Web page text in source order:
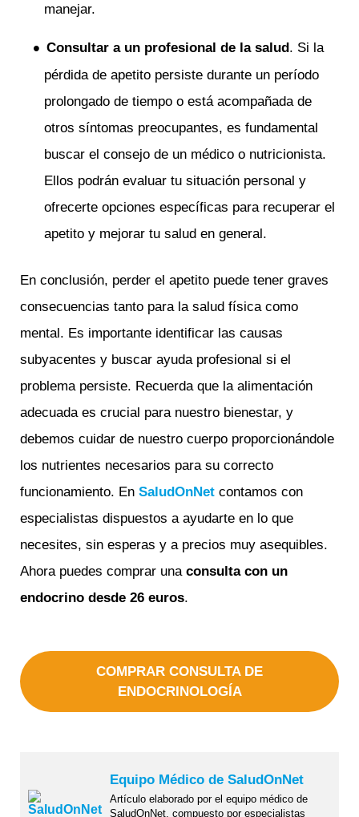
manejar.
Consultar a un profesional de la salud. Si la
pérdida de apetito persiste durante un período
prolongado de tiempo o está acompañada de
otros síntomas preocupantes, es fundamental
buscar el consejo de un médico o nutricionista.
Ellos podrán evaluar tu situación personal y
ofrecerte opciones específicas para recuperar el
apetito y mejorar tu salud en general.
En conclusión, perder el apetito puede tener graves
consecuencias tanto para la salud física como
mental. Es importante identificar las causas
subyacentes y buscar ayuda profesional si el
problema persiste. Recuerda que la alimentación
adecuada es crucial para nuestro bienestar, y
debemos cuidar de nuestro cuerpo proporcionándole
los nutrientes necesarios para su correcto
funcionamiento. En SaludOnNet contamos con
especialistas dispuestos a ayudarte en lo que
necesites, sin esperas y a precios muy asequibles.
Ahora puedes comprar una consulta con un
endocrino desde 26 euros.
COMPRAR CONSULTA DE
ENDOCRINOLOGÍA
Equipo Médico de SaludOnNet
Artículo elaborado por el equipo médico de
SaludOnNet, compuesto por especialistas